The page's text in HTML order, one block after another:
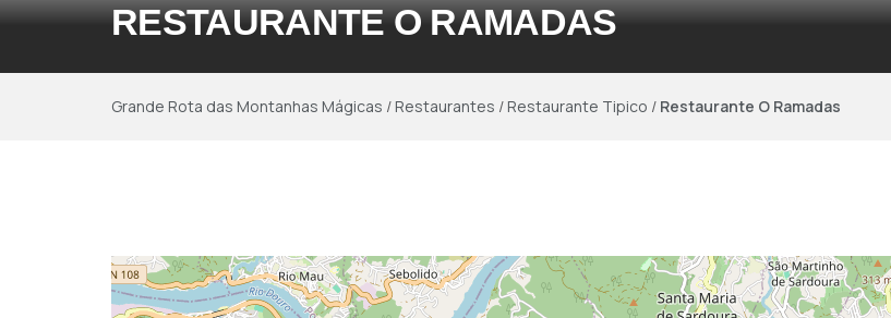
RESTAURANTE O RAMADAS
Grande Rota das Montanhas Mágicas /Restaurantes /Restaurante Tipico / Restaurante O Ramadas